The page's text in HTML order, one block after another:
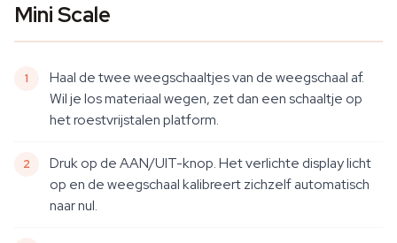
Mini Scale
Haal de twee weegschaaltjes van de weegschaal af.
Wil je los materiaal wegen, zet dan een schaaltje op
het roestvrijstalen platform.
Druk op de AAN/UIT-knop. Het verlichte display licht
op en de weegschaal kalibreert zichzelf automatisch
naar nul.